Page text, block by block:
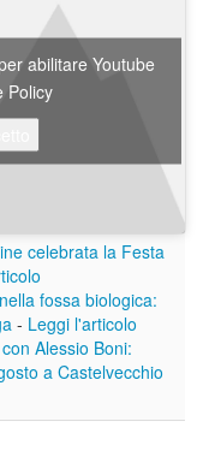
abilitare Youtube
Policy
celebrata la Festa
fossa biologica:
- Leggi l'articolo
Alessio Boni:
a Castelvecchio